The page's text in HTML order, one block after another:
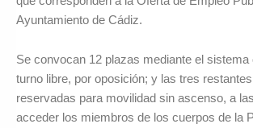
Ayuntamiento de Cádiz.
Se convocan 12 plazas mediante el
turno libre, por oposición; y las tres
reservadas para movilidad sin ascenso, a
acceder los miembros de los cuerpos de la